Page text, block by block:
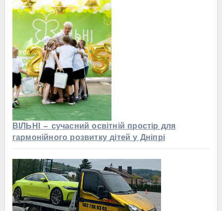
ВІЛЬНІ — сучасний освітній простір для
гармонійного розвитку дітей у Дніпрі